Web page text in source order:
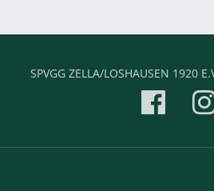
SPVGG ZELLA/LOSHAUSEN 1920